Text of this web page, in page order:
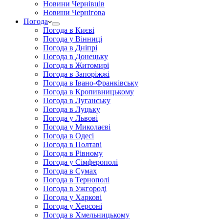
Новини Чернівців
Новини Чернігова
Погода
Погода в Києві
Погода у Вінниці
Погода в Дніпрі
Погода в Донецьку
Погода в Житомирі
Погода в Запоріжжі
Погода в Івано-Франківську
Погода в Кропивницькому
Погода в Луганську
Погода в Луцьку
Погода у Львові
Погода у Миколаєві
Погода в Одесі
Погода в Полтаві
Погода в Рівному
Погода у Сімферополі
Погода в Сумах
Погода в Тернополі
Погода в Ужгороді
Погода у Харкові
Погода у Херсоні
Погода в Хмельницькому